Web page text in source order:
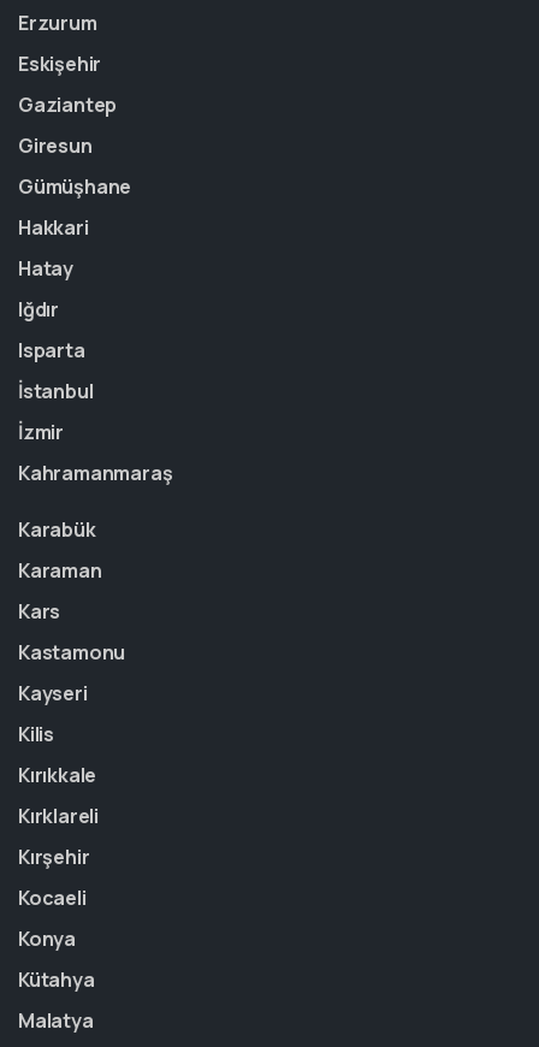
Erzurum
Eskişehir
Gaziantep
Giresun
Gümüşhane
Hakkari
Hatay
Iğdır
Isparta
İstanbul
İzmir
Kahramanmaraş
Karabük
Karaman
Kars
Kastamonu
Kayseri
Kilis
Kırıkkale
Kırklareli
Kırşehir
Kocaeli
Konya
Kütahya
Malatya